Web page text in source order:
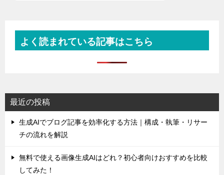
よく読まれている記事はこちら
最近の投稿
生成AIでブログ記事を効率化する方法｜構成・執筆・リサー
チの流れを解説
無料で使える画像生成AIはどれ？初心者向けおすすめを比較
してみた！